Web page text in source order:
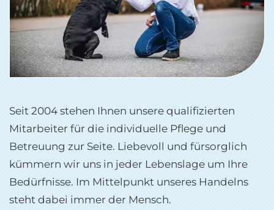
Seit 2004 stehen Ihnen unsere qualifizierten
Mitarbeiter für die individuelle Pflege und
Betreuung zur Seite. Liebevoll und fürsorglich
kümmern wir uns in jeder Lebenslage um Ihre
Bedürfnisse. Im Mittelpunkt unseres Handelns
steht dabei immer der Mensch.